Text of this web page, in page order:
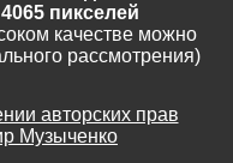
пикселей
качестве можно
рассмотрения)
авторских прав
Музыченко